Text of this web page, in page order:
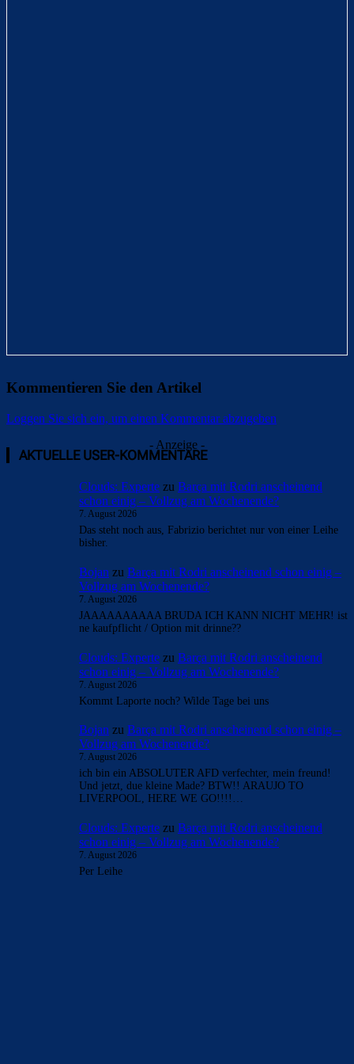
Kommentieren Sie den Artikel
Loggen Sie sich ein, um einen Kommentar abzugeben
- Anzeige -
AKTUELLE USER-KOMMENTARE
Clouds: ExpertezuBarça mit Rodri anscheinend
schon einig – Vollzug am Wochenende?
7. August 2026
bisher.
BojanzuBarça mit Rodri anscheinend schon einig –
Vollzug am Wochenende?